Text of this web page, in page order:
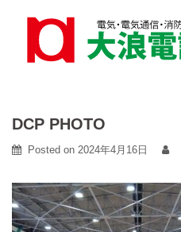
content
DCP PHOTO
Posted on 2024年4月16日